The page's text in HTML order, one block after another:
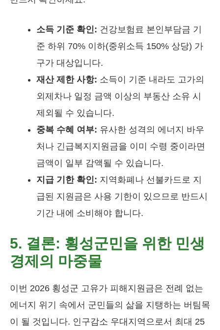
소득 기준 확인: 건강보험료 본인부담금 기
준 하위 70% 이하(중위소득 150% 상당) 가
구가 대상입니다.
재산 제한 사항: 소득이 기준 내라도 고가의
외제차나 일정 금액 이상의 부동산 소유 시
제외될 수 있습니다.
중복 수혜 여부: 유사한 성격의 에너지 바우
처나 긴급복지지원금을 이미 수령 중이라면
금액이 일부 감액될 수 있습니다.
지급 기한 확인: 지역화폐나 선불카드로 지
급된 지원금은 사용 기한이 있으므로 반드시
기간 내에 소비해야 합니다.
5. 결론: 횡성군민을 위한 민생
경제의 마중물
이번 2026 횡성군 고유가 피해지원금은 전례 없는
에너지 위기 속에서 군민들의 삶을 지탱하는 버팀목
이 될 것입니다. 인구감소 우대지역으로서 최대 25